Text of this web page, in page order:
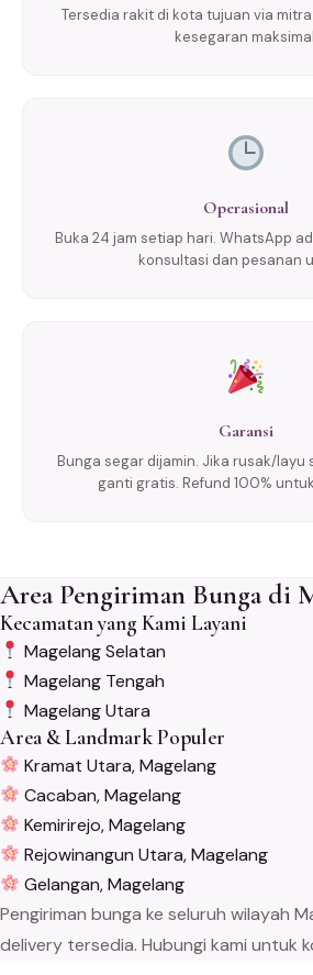
Tersedia rakit di kota tujuan via
kesegaran
Operasional
Buka 24 jam setiap hari. WhatsApp
konsultasi dan pesanan
Garansi
Bunga segar dijamin. Jika rusak/layu
ganti gratis. Refund 100%
Area Pengiriman Bunga di
Kecamatan yang Kami Layani
Magelang Selatan
Magelang Tengah
Magelang Utara
Area & Landmark Populer
Kramat Utara, Magelang
Cacaban, Magelang
Kemirirejo, Magelang
Rejowinangun Utara, Magelang
Gelangan, Magelang
Pengiriman bunga ke seluruh wilayah
delivery tersedia. Hubungi kami untuk